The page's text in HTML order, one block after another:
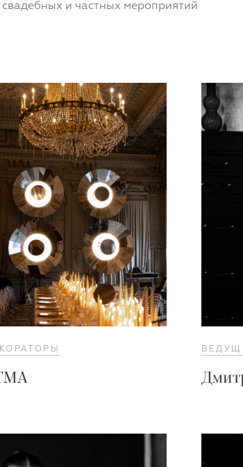
и частных мероприятий